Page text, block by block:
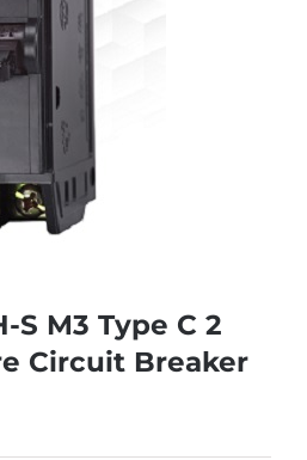
S M3 Type C 2
Circuit Breaker